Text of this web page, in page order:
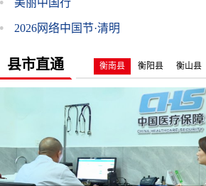
美丽中国行
2026网络中国节·清明
县市直通 衡南县 衡阳县 衡山县